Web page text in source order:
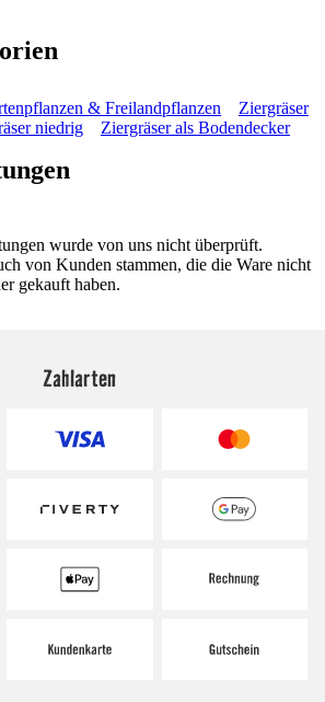
& Freilandpflanzen
Ziergräser
niedrig Ziergräser als Bodendecker
wurde von uns nicht überprüft.
von Kunden stammen, die die Ware nicht
gekauft haben.
Zahlarten